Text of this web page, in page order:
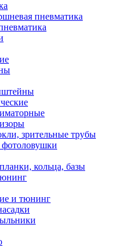
пневматика
зрительные трубы
кольца, базы
и тюнинг